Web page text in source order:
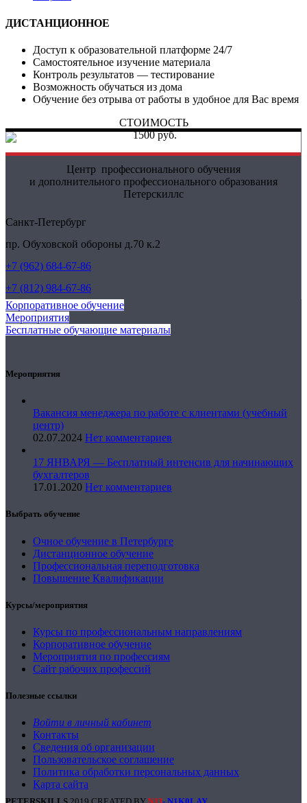
ДИСТАНЦИОННОЕ
Доступ к образовательной платформе 24/7
Самостоятельное изучение материала
Контроль результатов — тестирование
Возможность обучаться из дома
Обучение без отрыва от работы в удобное для Вас время
СТОИМОСТЬ
1500 руб.
Центр профессионального обучения
и дополнительного профессионального образования
Петерскиллс
Санкт-Петербург
пр. Обуховской обороны д.70 к.2
+7 (962) 684-67-86
+7 (812) 984-67-86
Корпоративное обучение
Мероприятия
Бесплатные обучающие материалы
Мероприятия
Вакансия менеджера по работе с клиентами (учебный
центр)
02.07.2024 Нет комментариев
17 ЯНВАРЯ — Бесплатный интенсив для начинающих
бухгалтеров
17.01.2020 Нет комментариев
Выбрать обучение
Очное обучение в Петербурге
Дистанционное обучение
Профессиональная переподготовка
Повышение Квалификации
Курсы/мероприятия
Курсы по профессиональным направлениям
Корпоративное обучение
Мероприятия по профессиям
Сайт рабочих профессий
Полезные ссылки
Войти в личный кабинет
Контакты
Сведения об организации
Пользовательское соглашение
Политика обработки персональных данных
Карта сайта